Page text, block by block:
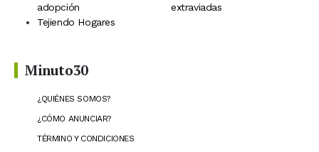
adopción
extraviadas
Tejiendo Hogares
Minuto30
¿QUIÉNES SOMOS?
¿CÓMO ANUNCIAR?
TÉRMINO Y CONDICIONES